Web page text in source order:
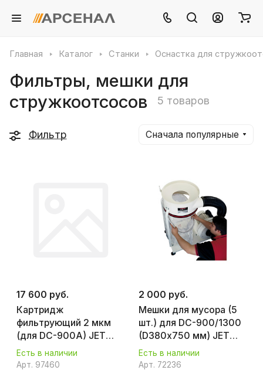
Главная Каталог Станки Оснастка для
Фильтры, мешки для
стружкоотсосов
5 товаров
Фильтр Сначала популярные
17 600 руб.
Картридж
фильтрующий 2 мкм
(для DС-900A) JET
JR004
Есть в наличии
Арт. 97460
2 000 руб.
Мешки для мусора (5
шт.) для DC-900/1300
(D380х750 мм) JET
10000082
Есть в наличии
Арт. 72236